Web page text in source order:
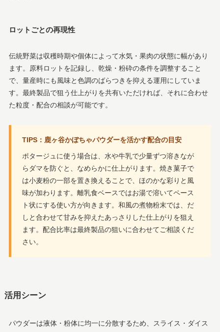
ロットごとの再現性
伝統野菜は収穫時期や個体によって水気・果肉の状態に幅があり
ます。原料ロットを記録し、乾燥・粉砕の条件を調整すること
で、量産時にも風味と色調のばらつきを抑える運用にしていま
す。最終製品で狙う仕上がりを共有いただければ、それに合わせ
た粒度・配合の相談が可能です。
TIPS：鹿ヶ谷かぼちゃパウダーを活かす配合の目安
ポタージュに使う場合は、水や牛乳で少量ずつ溶きなが
らダマを防ぐと、なめらかに仕上がります。焼き菓子で
は小麦粉の一部を置き換えることで、ほのかな彩りと風
味が加わります。離乳食ベースではお湯で溶いてペース
ト状にする使い方が向きます。和風の煮物粉末では、だ
しと合わせて甘みを抑えたあっさりした仕上がりを狙え
ます。配合比率は最終製品の狙いに合わせてご相談くだ
さい。
活用シーン
パウダーは液体・粉体に均一に分散するため、スライス・ダイス